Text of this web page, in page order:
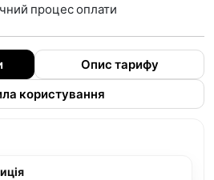
процес оплати
Опис тарифу
користування